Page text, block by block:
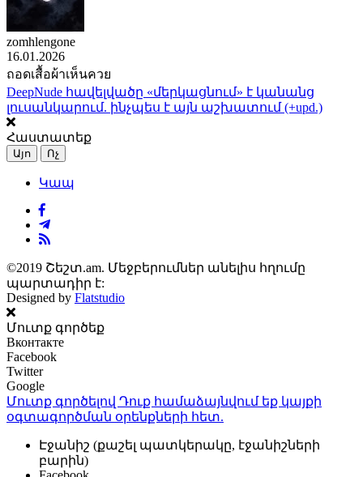
zomhlengone
16.01.2026
ถอดเสื้อผ้าเห็นควย
DeepNude հավելվածը «մերկացնում» է կանանց
լուսանկարում. ինչպես է այն աշխատում (+upd.)
Հաստատեք
Այո Ոչ
Կապ
©2019 Շեշտ.am. Մեջբերումներ անելիս հղումը
պարտադիր է:
Designed by Flatstudio
Մուտք գործեք
Вконтакте
Facebook
Twitter
Google
Մուտք գործելով Դուք համաձայնվում եք կայքի
օգտագործման օրենքների հետ.
Էջանիշ (քաշել պատկերակը, էջանիշների
բարին)